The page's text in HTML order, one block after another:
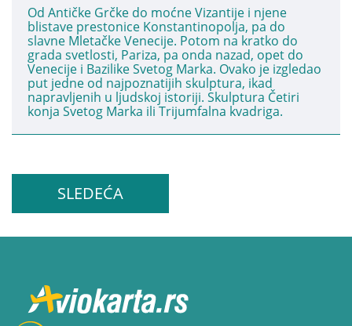
Od Antičke Grčke do moćne Vizantije i njene
blistave prestonice Konstantinopolja, pa do
slavne Mletačke Venecije. Potom na kratko do
grada svetlosti, Pariza, pa onda nazad, opet do
Venecije i Bazilike Svetog Marka. Ovako je izgledao
put jedne od najpoznatijih skulptura, ikad
napravljenih u ljudskoj istoriji. Skulptura Četiri
konja Svetog Marka ili Trijumfalna kvadriga.
SLEDEĆA